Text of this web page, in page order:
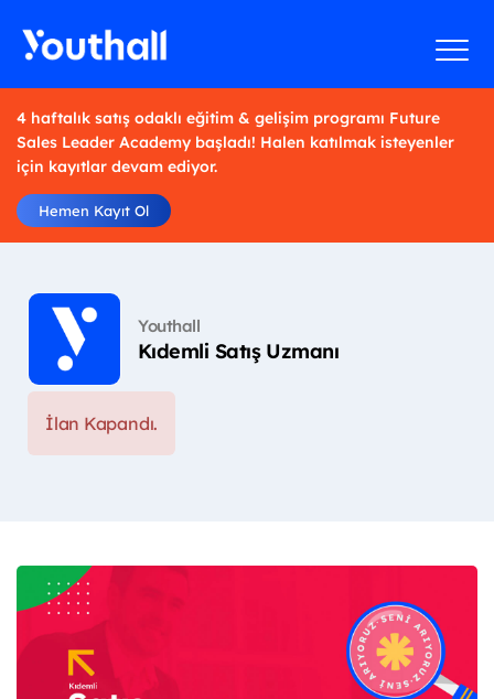
4 haftalık satış odaklı eğitim & gelişim programı Future
Sales Leader Academy başladı! Halen katılmak isteyenler
için kayıtlar devam ediyor.
Hemen Kayıt Ol
Youthall
Kıdemli Satış Uzmanı
İlan Kapandı.